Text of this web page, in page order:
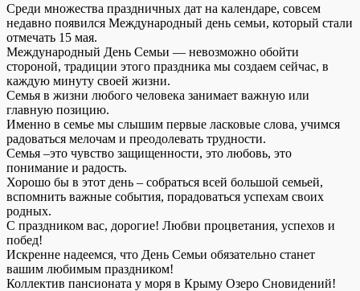
Среди множества праздничных дат на календаре, совсем
недавно появился Международный день семьи, который стали
отмечать 15 мая.
Международный День Семьи — невозможно обойти
стороной, традиции этого праздника мы создаем сейчас, в
каждую минуту своей жизни.
Семья в жизни любого человека занимает важную или
главную позицию.
Именно в семье мы слышим первые ласковые слова, учимся
радоваться мелочам и преодолевать трудности.
Семья –это чувство защищенности, это любовь, это
понимание и радость.
Хорошо бы в этот день – собраться всей большой семьей,
вспомнить важные события, порадоваться успехам своих
родных.
С праздником вас, дорогие! Любви процветания, успехов и
побед!
Искренне надеемся, что День Семьи обязательно станет
вашим любимым праздником!
Коллектив пансионата у моря в Крыму Озеро Сновидений!